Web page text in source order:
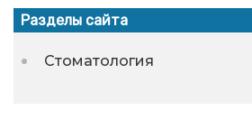
Разделы сайта
Стоматология